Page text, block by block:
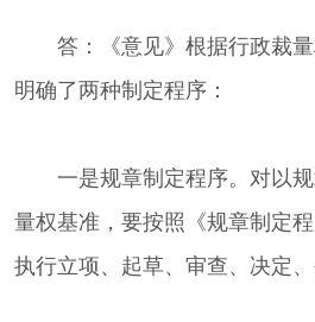
答：《意见》根据行政裁
明确了两种制定程序：
一是规章制定程序。对以
量权基准，要按照《规章制定
执行立项、起草、审查、决定、